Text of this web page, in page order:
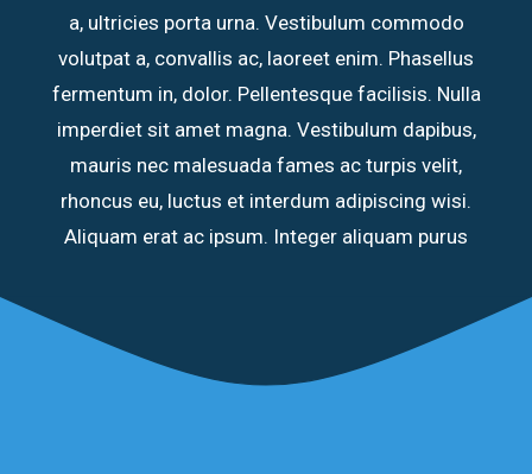
a, ultricies porta urna. Vestibulum commodo
volutpat a, convallis ac, laoreet enim. Phasellus
fermentum in, dolor. Pellentesque facilisis. Nulla
imperdiet sit amet magna. Vestibulum dapibus,
mauris nec malesuada fames ac turpis velit,
rhoncus eu, luctus et interdum adipiscing wisi.
Aliquam erat ac ipsum. Integer aliquam purus